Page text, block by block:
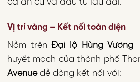
cả an cư và đầu tư lâu dài.
Vị trí vàng – Kết nối toàn diện
Nằm trênĐại lộ Hùng Vương
huyết mạch của thành phố
Avenuedễ dàng kết nối với: